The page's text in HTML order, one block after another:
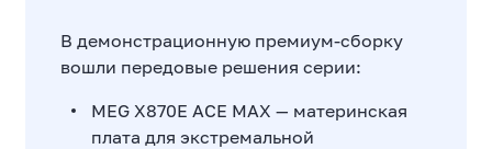
В демонстрационную премиум-сборку
вошли передовые решения серии:
MEG X870E ACE MAX — материнская
плата для экстремальной